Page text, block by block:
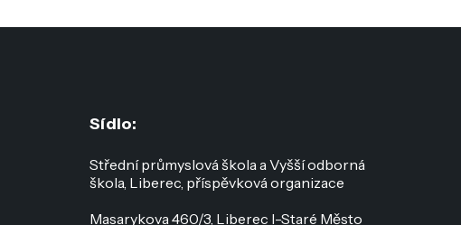
Sídlo:
Střední průmyslová škola a Vyšší odborná
škola, Liberec, příspěvková organizace
Masarykova 460/3, Liberec I-Staré Město